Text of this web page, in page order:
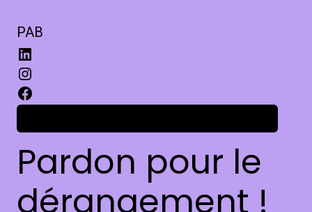
PAB
Pardon pour le
dérangement !